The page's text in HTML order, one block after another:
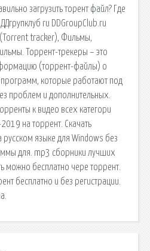
загрузить торент файл? Где
ru DDGroupClub.ru
tracker), Фильмы,
Торрент-трекеры – это
(торрент-файлы) о
которые работают под
проблем и дополнительных.
к видео всех категори
на торрент. Скачать
языке для Windows без
для. mp3 сборники лучших
можно бесплатно чере торрент.
бесплатно и без регистрации.